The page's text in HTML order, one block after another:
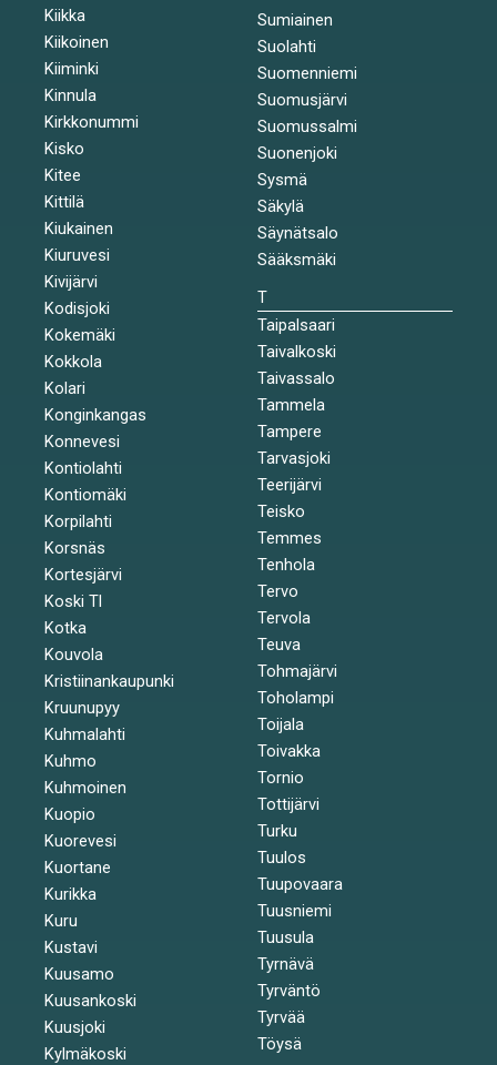
Kiikka
Kiikoinen
Kiiminki
Kinnula
Kirkkonummi
Kisko
Kitee
Kittilä
Kiukainen
Kiuruvesi
Kivijärvi
Kodisjoki
Kokemäki
Kokkola
Kolari
Konginkangas
Konnevesi
Kontiolahti
Kontiomäki
Korpilahti
Korsnäs
Kortesjärvi
Koski Tl
Kotka
Kouvola
Kristiinankaupunki
Kruunupyy
Kuhmalahti
Kuhmo
Kuhmoinen
Kuopio
Kuorevesi
Kuortane
Kurikka
Kuru
Kustavi
Kuusamo
Kuusankoski
Kuusjoki
Kylmäkoski
Sumiainen
Suolahti
Suomenniemi
Suomusjärvi
Suomussalmi
Suonenjoki
Sysmä
Säkylä
Säynätsalo
Sääksmäki
T
Taipalsaari
Taivalkoski
Taivassalo
Tammela
Tampere
Tarvasjoki
Teerijärvi
Teisko
Temmes
Tenhola
Tervo
Tervola
Teuva
Tohmajärvi
Toholampi
Toijala
Toivakka
Tornio
Tottijärvi
Turku
Tuulos
Tuupovaara
Tuusniemi
Tuusula
Tyrnävä
Tyrväntö
Tyrvää
Töysä